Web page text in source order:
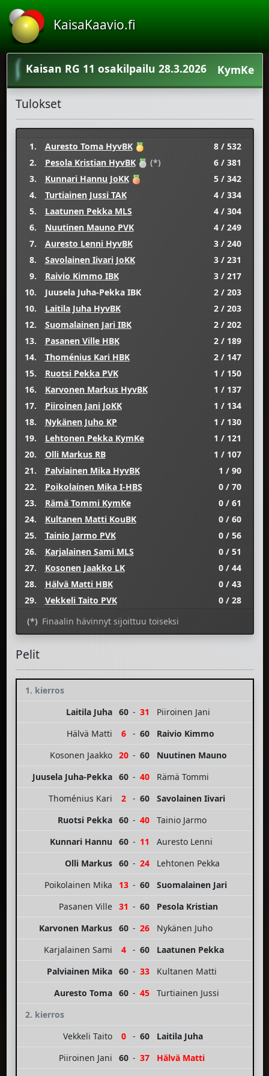
KaisaKaavio.fi
Kaisan RG 11 osakilpailu 28.3.2026 KymKe
Tulokset
1. Auresto Toma HyvBK
8 / 532
2.
Pesola Kristian HyvBK (*)
6 / 381
3.
Kunnari Hannu JoKK
5 / 342
4.
Turtiainen Jussi TAK
4 / 334
5.
Laatunen Pekka MLS
4 / 304
6.
Nuutinen Mauno PVK
4 / 249
7.
Auresto Lenni HyvBK
3 / 240
8.
Savolainen Iivari JoKK
3 / 231
9.
Raivio Kimmo IBK
3 / 217
10.
Juusela Juha-Pekka IBK
2 / 203
10.
Laitila Juha HyvBK
2 / 203
12.
Suomalainen Jari IBK
2 / 202
13.
Pasanen Ville HBK
2 / 189
14.
Thoménius Kari HBK
2 / 147
15.
Ruotsi Pekka PVK
1 / 150
16.
Karvonen Markus HyvBK
1 / 137
17.
Piiroinen Jani JoKK
1 / 134
18.
Nykänen Juho KP
1 / 130
19.
Lehtonen Pekka KymKe
1 / 121
20.
Olli Markus RB
1 / 107
21.
Palviainen Mika HyvBK
1 / 90
22.
Poikolainen Mika I-HBS
0 / 70
23.
Rämä Tommi KymKe
0 / 61
24.
Kultanen Matti KouBK
0 / 60
25.
Tainio Jarmo PVK
0 / 56
26.
Karjalainen Sami MLS
0 / 51
27.
Kosonen Jaakko LK
0 / 44
28.
Hälvä Matti HBK
0 / 43
29.
Vekkeli Taito PVK
0 / 28
(*) Finaalin hävinnyt sijoittuu toiseksi
Pelit
1. kierros
Laitila Juha
60 - 31
Piiroinen Jani
Hälvä Matti
6 - 60
Raivio Kimmo
Kosonen Jaakko
20 - 60
Nuutinen Mauno
Juusela Juha-Pekka
60 - 40
Rämä Tommi
Thoménius Kari
2 - 60
Savolainen Iivari
Ruotsi Pekka
60 - 40
Tainio Jarmo
Kunnari Hannu
60 - 11
Auresto Lenni
Olli Markus
60 - 24
Lehtonen Pekka
Poikolainen Mika
13 - 60
Suomalainen Jari
Pasanen Ville
31 - 60
Pesola Kristian
Karvonen Markus
60 - 26
Nykänen Juho
Karjalainen Sami
4 - 60
Laatunen Pekka
Palviainen Mika
60 - 33
Kultanen Matti
Auresto Toma
60 - 45
Turtiainen Jussi
2. kierros
Vekkeli Taito
0 - 60
Laitila Juha
Piiroinen Jani
60 - 37
Hälvä Matti